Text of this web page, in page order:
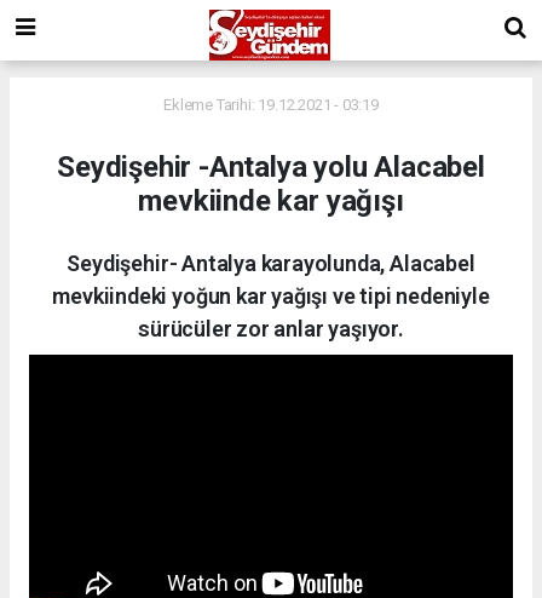
Ekleme Tarihi: 19.12.2021 - 03:19
Seydişehir -Antalya yolu Alacabel
mevkiinde kar yağışı
Seydişehir- Antalya karayolunda, Alacabel
mevkiindeki yoğun kar yağışı ve tipi nedeniyle
sürücüler zor anlar yaşıyor.